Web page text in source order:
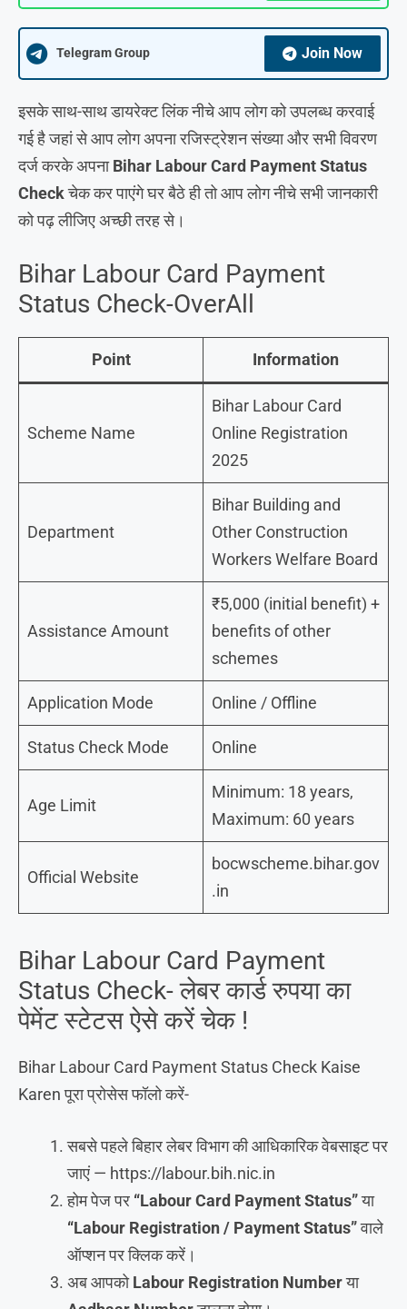
Telegram Group Join Now
इसके साथ-साथ डायरेक्ट लिंक नीचे आप लोग को उपलब्ध करवाई
गई है जहां से आप लोग अपना रजिस्ट्रेशन संख्या और सभी विवरण
दर्ज करके अपनाBihar Labour Card Payment Status
Checkचेक कर पाएंगे घर बैठे ही तो आप लोग नीचे सभी जानकारी
को पढ़ लीजिए अच्छी तरह से।
Bihar Labour Card Payment
Status Check-OverAll
Point Information
Scheme Name
Bihar Labour Card
Online Registration
2025
Department
Bihar Building and
Other Construction
Workers Welfare Board
Assistance Amount
₹5,000 (initial benefit) +
benefits of other
schemes
Application Mode Online / Offline
Status Check Mode Online
Age Limit
Minimum: 18 years,
Maximum: 60 years
Official Website
bocwscheme.bihar.gov
.in
Bihar Labour Card Payment
Status Check- लेबर कार्ड रुपया का
पेमेंट स्टेटस ऐसे करें चेक !
Bihar Labour Card Payment Status Check Kaise
Karen पूरा प्रोसेस फॉलो करें-
सबसे पहले बिहार लेबर विभाग की आधिकारिक वेबसाइट पर
जाएं — https://labour.bih.nic.in
होम पेज पर “Labour Card Payment Status”या
“Labour Registration / Payment Status”वाले
ऑप्शन पर क्लिक करें।
अब आपकोLabour Registration Numberया